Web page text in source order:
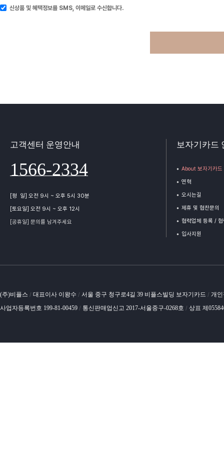
신상품 및 혜택정보를 SMS, 이메일로 수신합니다.
고객센터 운영안내
1566-2334
[평 일] 오전 9시 ~ 오후 5시 30분
[토요일] 오전 9시 ~ 오후 12시
[공휴일] 문의를 남겨주세요
보자기카드
About 보자기카드
연혁
오시는길
제휴 및 협찬문의
협력업체 등록 /
입사지원
(주)비플스 / 대표이사 이왕수 / 서울 중구 청구로4길 39 비플스빌딩 보자기카드 / 개
사업자등록번호 199-81-00459 / 통신판매업신고 2017-서울중구-0268호 / 상표 제